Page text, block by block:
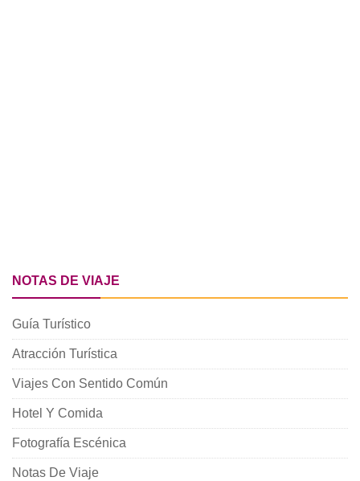
NOTAS DE VIAJE
Guía Turístico
Atracción Turística
Viajes Con Sentido Común
Hotel Y Comida
Fotografía Escénica
Notas De Viaje